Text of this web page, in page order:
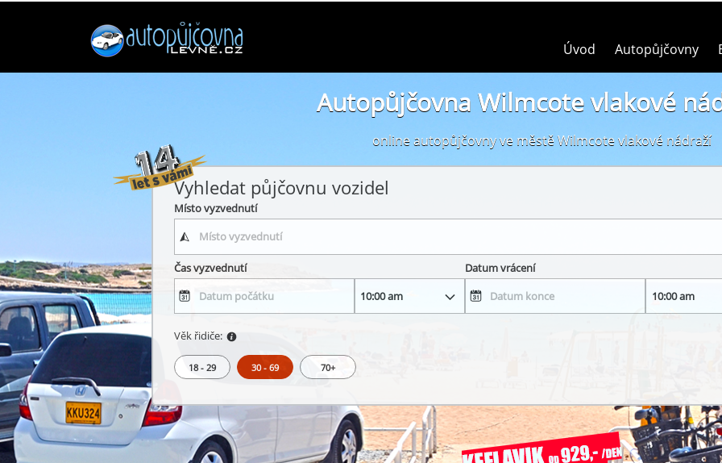
Úvod Autopůjčovny
Autopůjčovna Wilmcote vlakové
online autopůjčovny ve městě Wilmcote vlakové nádraží
Vyhledat půjčovnu vozidel
Místo vyzvednutí
Čas vyzvednutí Datum vrácení
Věk řidiče:
18 - 29 30 - 69 70+